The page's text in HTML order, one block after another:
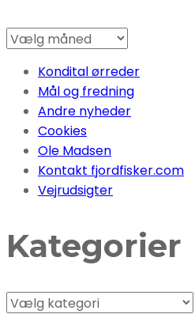
Arkiver
Kondital ørreder
Mål og fredning
Andre nyheder
Cookies
Ole Madsen
Kontakt fjordfisker.com
Vejrudsigter
Kategorier
Kategorier